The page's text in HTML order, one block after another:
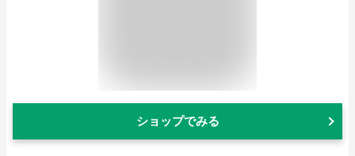
ショップでみる